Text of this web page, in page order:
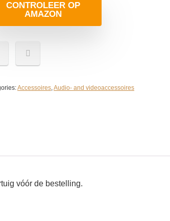
CONTROLEER OP
AMAZON
Accessoires,Audio- and videoaccessoires
vóór de bestelling.